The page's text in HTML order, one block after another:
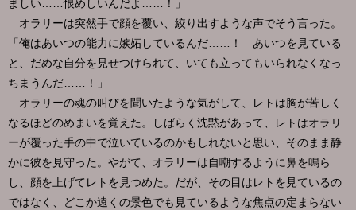
ましい……恨めしいんだよ……！」
オラリーは突然手で顔を覆い、絞り出すような声でそう言った。
「俺はあいつの能力に嫉妬しているんだ……！ あいつを見ている
と、だめな自分を見せつけられて、いても立ってもいられなくなっ
ちまうんだ……！」
オラリーの魂の叫びを聞いたような気がして、レトは胸が苦しく
なるほどのめまいを覚えた。しばらく沈黙があって、レトはオラリ
ーが覆った手の中で泣いているのかもしれないと思い、そのまま静
かに彼を見守った。やがて、オラリーは自嘲するように鼻を鳴ら
し、顔を上げてレトを見つめた。だが、その目はレトを見ているの
ではなく、どこか遠くの景色でも見ているような焦点の定まらない